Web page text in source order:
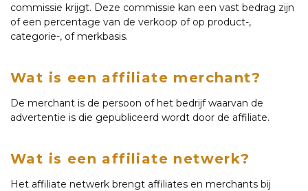
commissie krijgt. Deze commissie kan een vast bedrag zijn
of een percentage van de verkoop of op product-,
categorie-, of merkbasis.
Wat is een affiliate merchant?
De merchant is de persoon of het bedrijf waarvan de
advertentie is die gepubliceerd wordt door de affiliate.
Wat is een affiliate netwerk?
Het affiliate netwerk brengt affiliates en merchants bij